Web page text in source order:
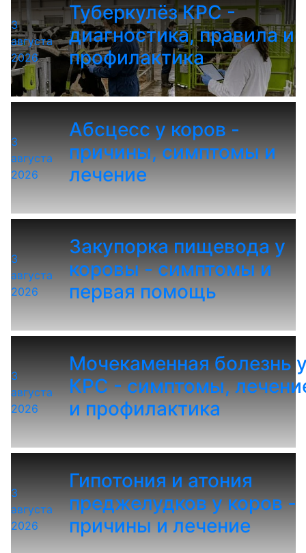
3
августа
2026
Туберкулёз КРС -
диагностика, правила и
профилактика
3
августа
2026
Абсцесс у коров -
причины, симптомы и
лечение
3
августа
2026
Закупорка пищевода у
коровы - симптомы и
первая помощь
3
августа
2026
Мочекаменная болезнь
КРС - симптомы,
и профилактика
3
августа
2026
Гипотония и атония
преджелудков у коров -
причины и лечение